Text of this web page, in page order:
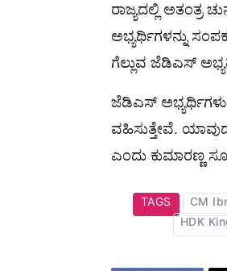
ರಾಜ್ಯದಲ್ಲಿ ಅತಂತ್ರ
ಅಭ್ಯರ್ಥಿಗಳನ್ನು
ಗೆಲ್ಲುವ ಜೆಡಿಎಸ್​
ಜೆಡಿಎಸ್​ ಅಭ್ಯರ್ಥಿಗಳು
ವಹಿಸುತ್ತೇವೆ.
ಎಂದು ಕುಮಾರಣ್ಣ
TAGS CM
HDK